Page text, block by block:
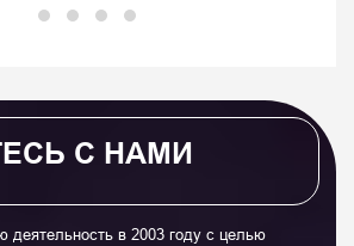
С НАМИ
деятельность в 2003 году с целью